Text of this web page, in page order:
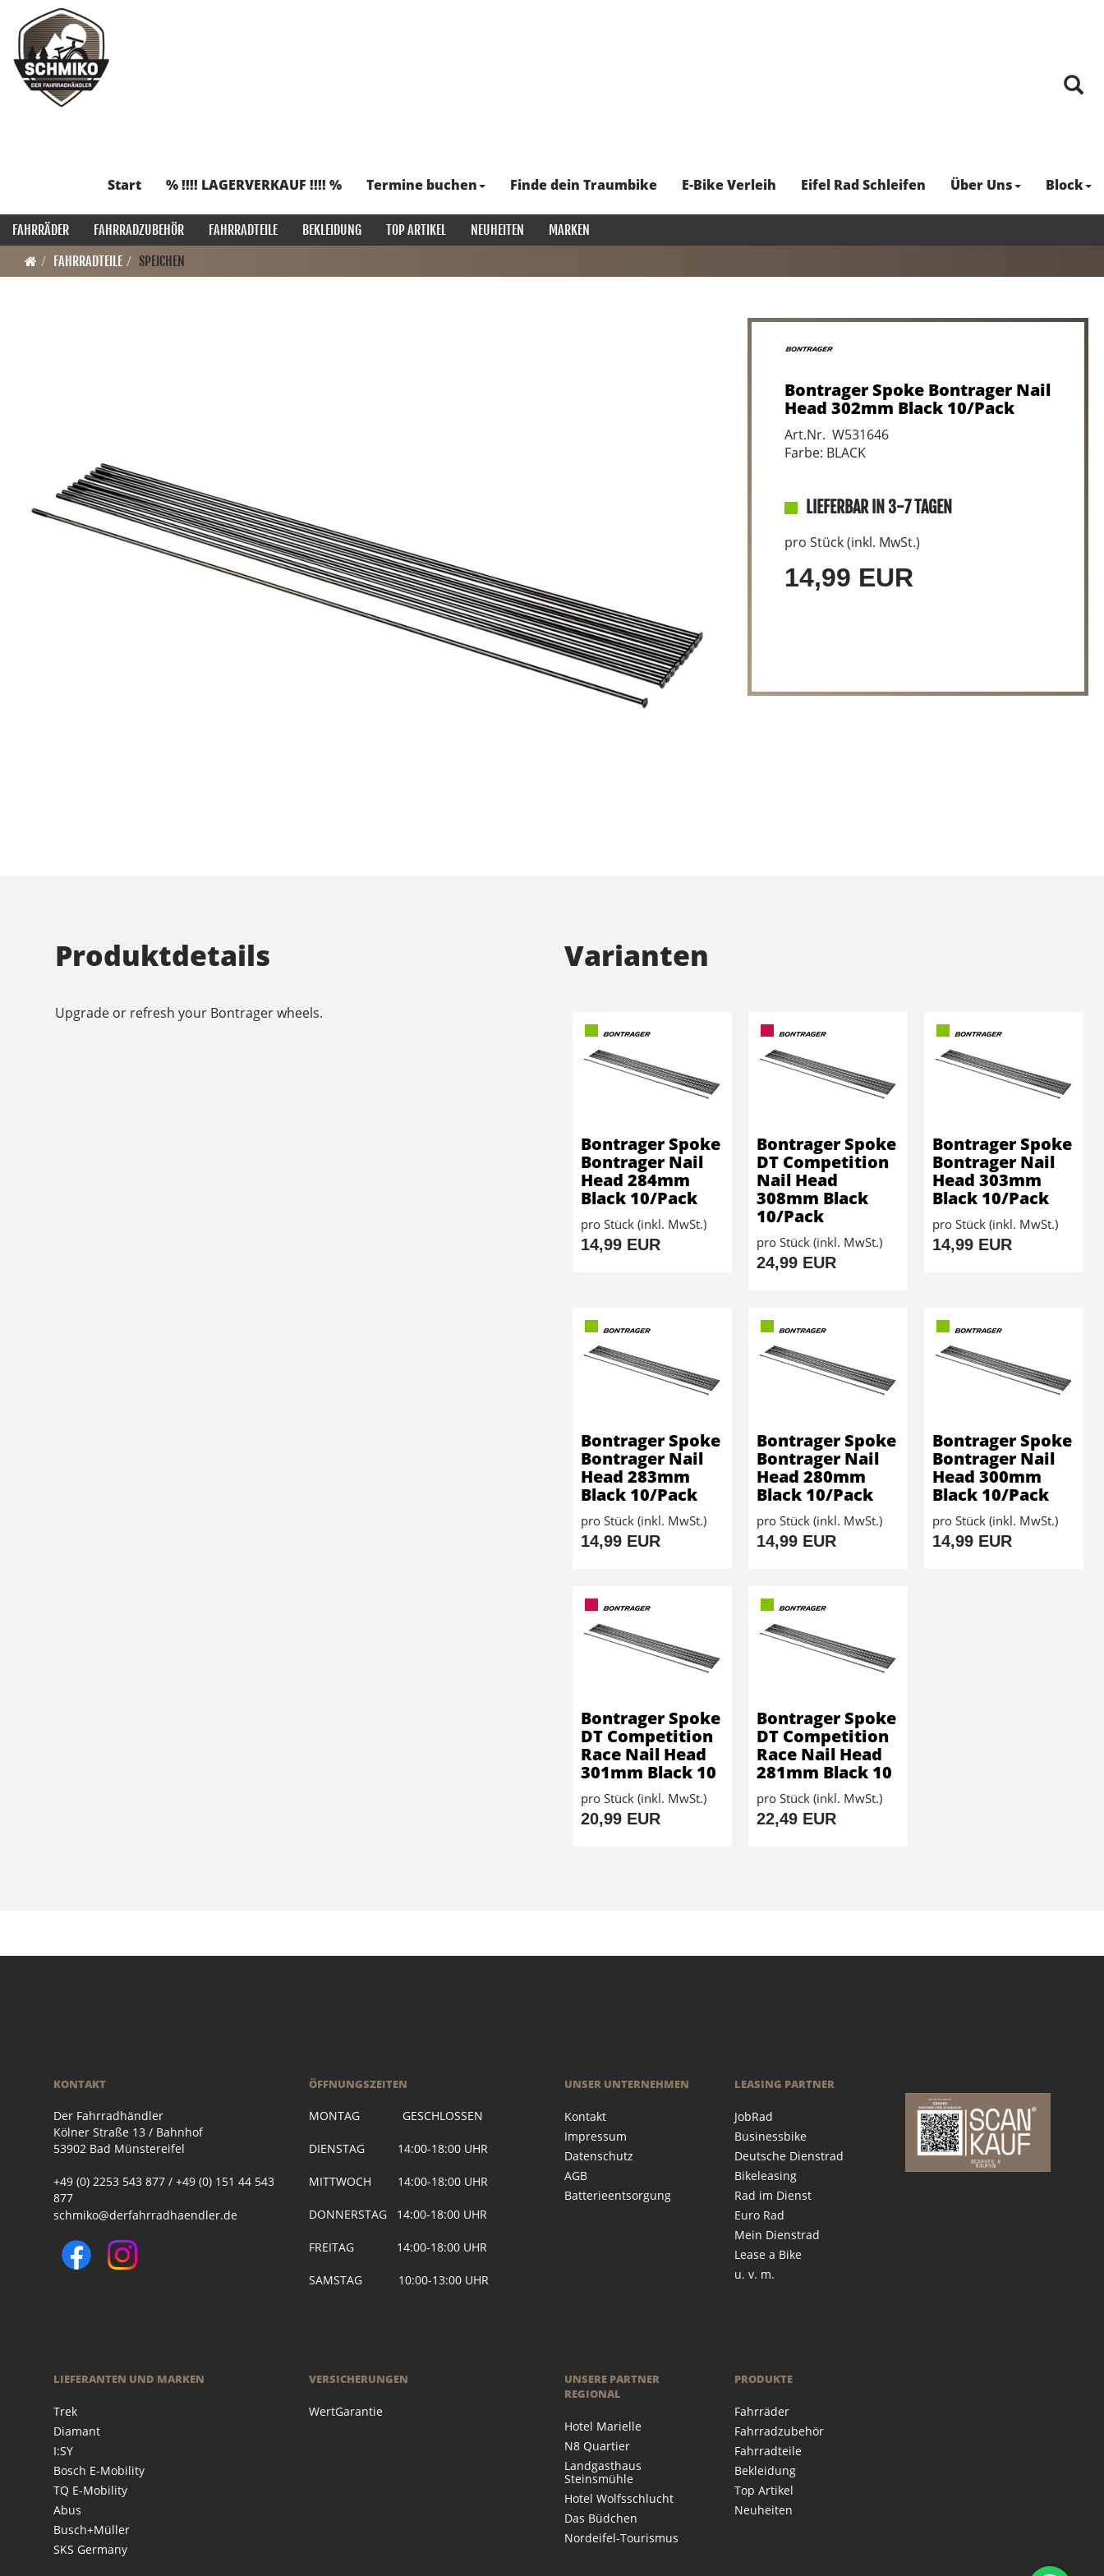
Start % !!!! LAGERVERKAUF !!!! % Termine buchen Finde dein Traumbike E-Bike Verleih Eifel Rad Schleifen Über Uns Block
FAHRRÄDER FAHRRADZUBEHÖR FAHRRADTEILE BEKLEIDUNG TOP ARTIKEL NEUHEITEN
MARKEN
FAHRRADTEILE
SPEICHEN
Bontrager Spoke Bontrager Nail
Head 302mm Black 10/Pack
Art.Nr. W531646
Farbe: BLACK
LIEFERBAR IN 3-7 TAGEN
pro Stück (inkl. MwSt.)
14,99 EUR
Produktdetails
Upgrade or refresh your Bontrager wheels.
Varianten
Bontrager Spoke
Bontrager Nail
Head 284mm
Black 10/Pack
pro Stück (inkl. MwSt.)
14,99 EUR
Bontrager Spoke
DT Competition
Nail Head
308mm Black
10/Pack
pro Stück (inkl. MwSt.)
24,99 EUR
Bontrager Spoke
Bontrager Nail
Head 303mm
Black 10/Pack
pro Stück (inkl. MwSt.)
14,99 EUR
Bontrager Spoke
Bontrager Nail
Head 283mm
Black 10/Pack
pro Stück (inkl. MwSt.)
14,99 EUR
Bontrager Spoke
Bontrager Nail
Head 280mm
Black 10/Pack
pro Stück (inkl. MwSt.)
14,99 EUR
Bontrager Spoke
Bontrager Nail
Head 300mm
Black 10/Pack
pro Stück (inkl. MwSt.)
14,99 EUR
Bontrager Spoke
DT Competition
Race Nail Head
301mm Black 10
pro Stück (inkl. MwSt.)
20,99 EUR
Bontrager Spoke
DT Competition
Race Nail Head
281mm Black 10
pro Stück (inkl. MwSt.)
22,49 EUR
KONTAKT
Der Fahrradhändler
Kölner Straße 13 / Bahnhof
53902 Bad Münstereifel
+49 (0) 2253 543 877 / +49 (0) 151 44 543
877
schmiko@derfahrradhaendler.de
ÖFFNUNGSZEITEN
MONTAG GESCHLOSSEN
DIENSTAG 14:00-18:00 UHR
MITTWOCH 14:00-18:00 UHR
DONNERSTAG 14:00-18:00 UHR
FREITAG 14:00-18:00 UHR
SAMSTAG 10:00-13:00 UHR
UNSER UNTERNEHMEN
Kontakt
Impressum
Datenschutz
AGB
Batterieentsorgung
LEASING PARTNER
JobRad
Businessbike
Deutsche Dienstrad
Bikeleasing
Rad im Dienst
Euro Rad
Mein Dienstrad
Lease a Bike
u. v. m.
LIEFERANTEN UND MARKEN
Trek
Diamant
I:SY
Bosch E-Mobility
TQ E-Mobility
Abus
Busch+Müller
SKS Germany
VERSICHERUNGEN
WertGarantie
UNSERE PARTNER
REGIONAL
Hotel Marielle
N8 Quartier
Landgasthaus
Steinsmühle
Hotel Wolfsschlucht
Das Büdchen
Nordeifel-Tourismus
PRODUKTE
Fahrräder
Fahrradzubehör
Fahrradteile
Bekleidung
Top Artikel
Neuheiten